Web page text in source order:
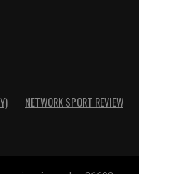
NETWORK SPORT REVIEW